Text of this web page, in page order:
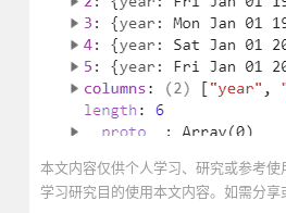
本文内容仅供个人学习、研究或参考
学习研究目的使用本文内容。如需分